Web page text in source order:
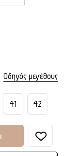
Οδηγός μεγέθους
41 42